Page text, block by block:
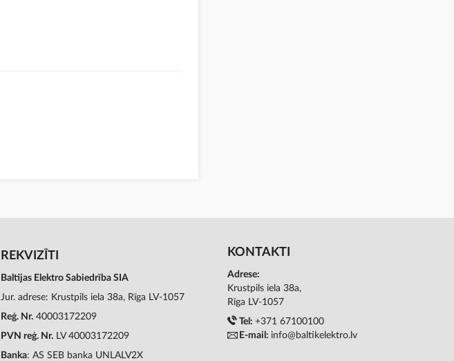
REKVIZĪTI
Baltijas Elektro Sabiedrība SIA
Jur. adrese: Krustpils iela 38a, Rīga LV-1057
Reģ. Nr. 40003172209
PVN reģ. Nr. LV 40003172209
Banka: AS SEB banka UNLALV2X
KONTAKTI
Adrese:
Krustpils iela 38a,
Rīga LV-1057
Tel: +371 67100100
E-mail: info@baltikelektro.lv